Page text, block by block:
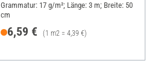
Grammatur: 17 g/m²; Länge: 3 m; Breite: 50
cm
6,59 € (1 m2 = 4,39 €)